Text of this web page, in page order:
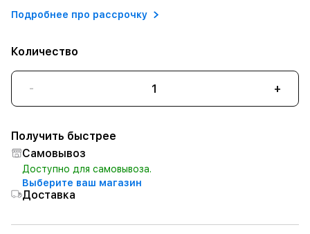
Подробнее про рассрочку
Количество
- +
Получить быстрее
Самовывоз
Доступно для самовывоза.
Выберите ваш магазин
Доставка